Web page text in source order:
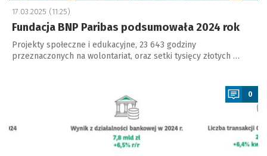
17.03.2025 (11:25)
Fundacja BNP Paribas podsumowała 2024 rok
Projekty społeczne i edukacyjne, 23 643 godziny
przeznaczonych na wolontariat, oraz setki tysięcy złotych …
0